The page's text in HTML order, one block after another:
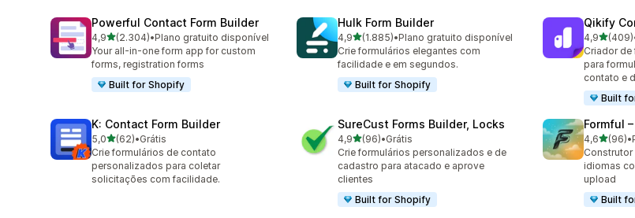
Powerful Contact Form Builder
4,9de 5 estrelas
(2.304)
2304 avaliações ao todo
•Plano gratuito disponível
Your all-in-one form app for custom
forms, registration forms
Built for Shopify
Hulk Form Builder
4,9de 5 estrelas
(1.885)
1885 avaliações ao todo
•Plano gratuito disponível
Crie formulários elegantes com
facilidade e em segundos.
Built for Shopify
Qikify
4,9de 5(409)
409
Criador
para
contato e
Built
K: Contact Form Builder
5,0de 5 estrelas
(62)
62 avaliações ao todo
•Grátis
Crie formulários de contato
personalizados para coletar
solicitações com facilidade.
SureCust Forms Builder, Locks
4,9de 5 estrelas
(96)
96 avaliações ao todo
•Grátis
Crie formulários personalizados e de
cadastro para atacado e aprove
clientes
Built for Shopify
Formful
4,6de 5(96)
96 •
Construtor
idiomas
upload
Built